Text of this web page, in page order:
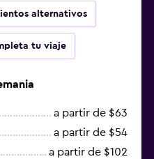
alternativos
tu viaje
a partir de $63
a partir de $54
a partir de $102